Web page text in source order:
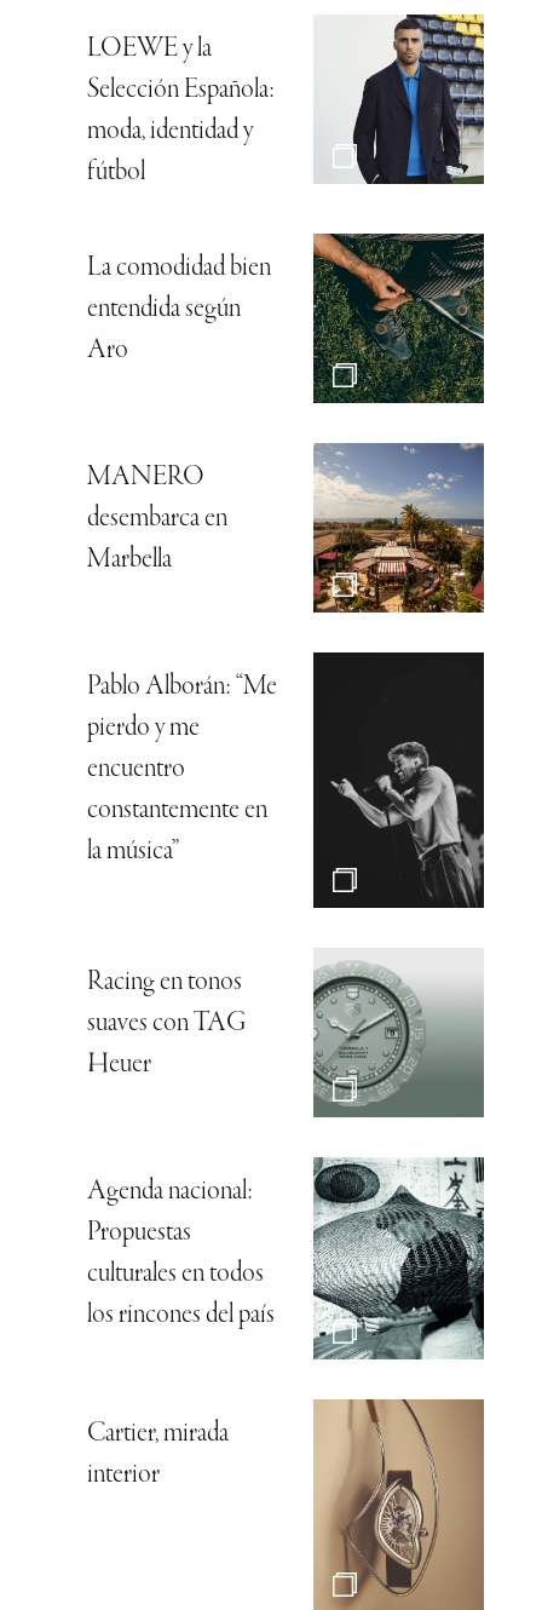
LOEWE y la
Selección Española:
moda, identidad y
fútbol
La comodidad bien
entendida según
Aro
MANERO
desembarca en
Marbella
Pablo Alborán: “Me
pierdo y me
encuentro
constantemente en
la música”
Racing en tonos
suaves con TAG
Heuer
Agenda nacional:
Propuestas
culturales en todos
los rincones del país
Cartier, mirada
interior